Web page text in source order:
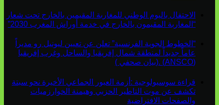
الاحتفال باليوم الوطني للمغاربة المقيمين بالخارج تحت شعار
“المغاربة المقيمون بالخارج في خدمة أوراش المغرب 2030”
“الخطوط الجوية الفرنسية” تعلن عن تعيين ليونيل رو مديراً
عاماً جديداً لمنطقة شمال إفريقيا والساحل وغرب إفريقيا
(ANSCO) .(بيان صحفي )
قراءة سوسيولوجية :أزمة العبور الجماعي الأخيرة نحو سبتة
تكشف عن موت التاطير الحزبي وهيمنة الخوارزميات
والصفحات الافتراضية